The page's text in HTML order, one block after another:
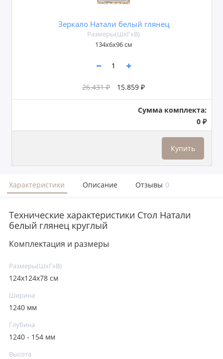
Зеркало Натали белый глянец
Размеры(ШxГxВ)
134х6х96 см
26.431 ₽ 15.859 ₽
Сумма комплекта:
0 ₽
Купить
Характеристики Описание Отзывы 0
Технические характеристики Стол Натали
белый глянец круглый
Комплектация и размеры
Размеры(ШxГxВ)
124x124х78 см
Ширина
1240 мм
Глубина
1240 - 154 мм
Высота